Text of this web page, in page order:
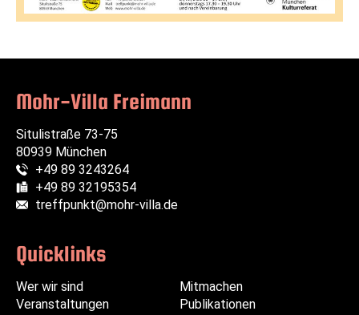
Mohr-Villa Freimann
Situlistraße 73-75
80939 München
Telefon:
+49 89 3243264
Fax:
+49 89 32195354
E-Mail:
treffpunkt@mohr-villa.de
Quicklinks
überspringen
Wer wir sind
Veranstaltungenüberspringen
Mitmachen
Publikationen